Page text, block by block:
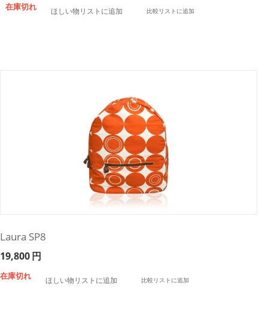
在庫切れ ほしい物リストに追加 比較リストに追加
Laura SP8
19,800円
在庫切れ ほしい物リストに追加 比較リストに追加